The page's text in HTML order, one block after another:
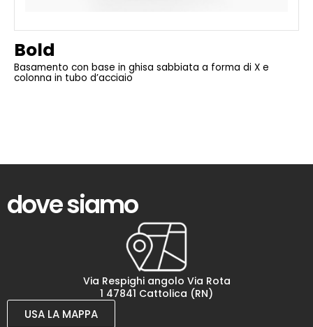
Bold
Basamento con base in ghisa sabbiata a forma di X e
colonna in tubo d’acciaio
dove siamo
Via Respighi angolo Via Rota
1 47841 Cattolica (RN)
USA LA MAPPA